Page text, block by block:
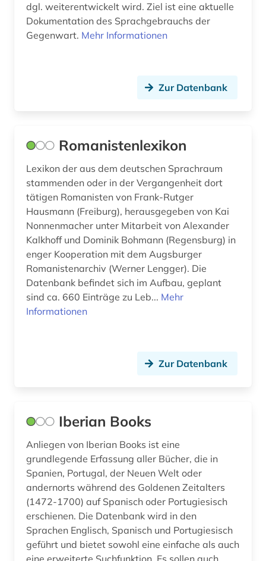
tageszeitung (1)
textsammlung (1)
translationswissenschaft (1)
volltext-datenbank (1)
werke (1)
wörterbuch (13)
zarzuela (1)
zeitschrift (2)
dgl. weiterentwickelt wird. Ziel ist eine aktuelle
Dokumentation des Sprachgebrauchs der
Gegenwart. Mehr Informationen
Zur Datenbank
Romanistenlexikon
Lexikon der aus dem deutschen Sprachraum
stammenden oder in der Vergangenheit dort
tätigen Romanisten von Frank-Rutger
Hausmann (Freiburg), herausgegeben von Kai
Nonnenmacher unter Mitarbeit von Alexander
Kalkhoff und Dominik Bohmann (Regensburg) in
enger Kooperation mit dem Augsburger
Romanistenarchiv (Werner Lengger). Die
Datenbank befindet sich im Aufbau, geplant
sind ca. 660 Einträge zu Leb... Mehr
Informationen
Zur Datenbank
Iberian Books
Anliegen von Iberian Books ist eine
grundlegende Erfassung aller Bücher, die in
Spanien, Portugal, der Neuen Welt oder
andernorts während des Goldenen Zeitalters
(1472-1700) auf Spanisch oder Portugiesisch
erschienen. Die Datenbank wird in den
Sprachen Englisch, Spanisch und Portugiesisch
geführt und bietet sowohl eine einfache als auch